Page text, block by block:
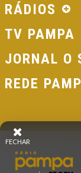
RÁDIOS
TV PAMPA
JORNAL O
REDE
© 2026 -
FECHAR